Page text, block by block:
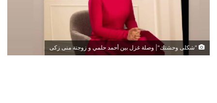
"شكلى وحشتك"| وصلة غزل بين أحمد حلمي و زوجتة منى زكى